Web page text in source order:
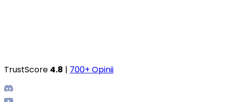
TrustScore 4.8 | 700+ Opinii